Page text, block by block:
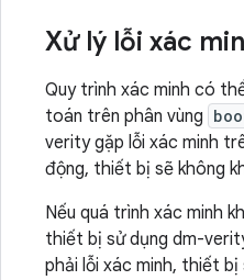
Xử lý lỗi xác
Quy trình xác minh có
toán trên phân vùng
verity gặp lỗi xác minh
động, thiết bị sẽ không
Nếu quá trình xác minh
thiết bị sử dụng dm-
phải lỗi xác minh, thiết